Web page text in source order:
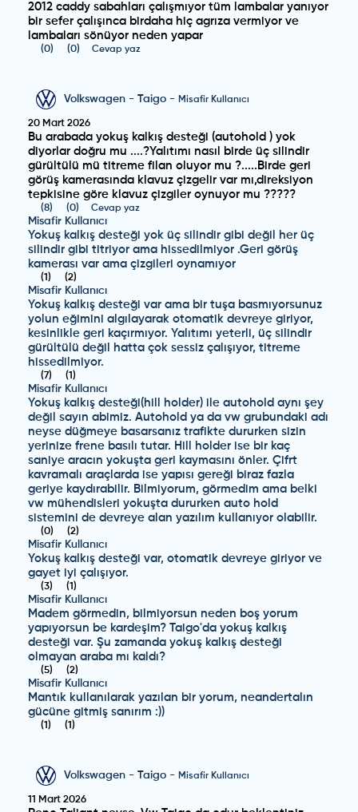
2012 caddy sabahları çalışmıyor tüm lambalar yanıyor
bir sefer çalışınca birdaha hiç agrıza vermiyor ve
lambaları sönüyor neden yapar
(0) (0) Cevap yaz
Volkswagen -Taigo - Misafir Kullanıcı
20 Mart 2026
Bu arabada yokuş kalkış desteği (autohold ) yok
diyorlar doğru mu ....?Yalıtımı nasıl birde üç silindir
gürültülü mü titreme filan oluyor mu ?.....Birde geri
görüş kamerasında klavuz çizgelir var mı,direksiyon
tepkisine göre klavuz çizgiler oynuyor mu ?????
(8) (0) Cevap yaz
Misafir Kullanıcı
Yokuş kalkış desteği yok üç silindir gibi değil her üç
silindir gibi titriyor ama hissedilmiyor .Geri görüş
kamerası var ama çizgileri oynamıyor
(1 ) (2)
Misafir Kullanıcı
Yokuş kalkış desteği var ama bir tuşa basmıyorsunuz
yolun eğimini algılayarak otomatik devreye giriyor,
kesinlikle geri kaçırmıyor. Yalıtımı yeterli, üç silindir
gürültülü değil hatta çok sessiz çalışıyor, titreme
hissedilmiyor.
(7) (1 )
Misafir Kullanıcı
Yokuş kalkış desteği(hill holder) ile autohold aynı şey
değil sayın abimiz. Autohold ya da vw grubundaki adı
neyse düğmeye basarsanız trafikte dururken sizin
yerinize frene basılı tutar. Hill holder ise bir kaç
saniye aracın yokuşta geri kaymasını önler. Çifrt
kavramalı araçlarda ise yapısı gereği biraz fazla
geriye kaydırabilir. Bilmiyorum, görmedim ama belki
vw mühendisleri yokuşta dururken auto hold
sistemini de devreye alan yazılım kullanıyor olabilir.
(0) (2)
Misafir Kullanıcı
Yokuş kalkış desteği var, otomatik devreye giriyor ve
gayet iyi çalışıyor.
(3) (1 )
Misafir Kullanıcı
Madem görmedin, bilmiyorsun neden boş yorum
yapıyorsun be kardeşim? Taigo'da yokuş kalkış
desteği var. Şu zamanda yokuş kalkış desteği
olmayan araba mı kaldı?
(5) (2)
Misafir Kullanıcı
Mantık kullanılarak yazılan bir yorum, neandertalın
gücüne gitmiş sanırım :))
(1 ) (1 )
Volkswagen -Taigo - Misafir Kullanıcı
11 Mart 2026